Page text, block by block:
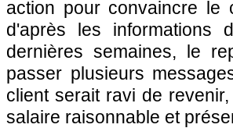
action pour convaincre le
d'après les informations
dernières semaines, le
passer plusieurs
client serait ravi de
salaire raisonnable et